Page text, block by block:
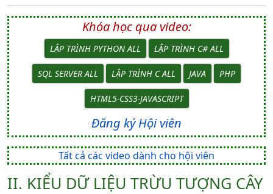
Khóa học qua video:
LẬP TRÌNH PYTHON ALL LẬP TRÌNH C# ALL
SQL SERVER ALL LẬP TRÌNH C ALL JAVA PHP
HTML5-CSS3-JAVASCRIPT
Đăng ký Hội viên
Tất cả các video dành cho hội viên
II. KIỂU DỮ LIỆU TRỪU TƯỢNG CÂY